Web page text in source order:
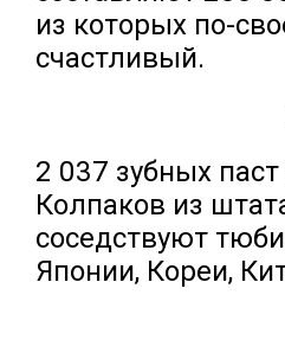
из которых по-
счастливый.
2 037 зубных
Колпаков из
соседствуют
Японии, Кореи,